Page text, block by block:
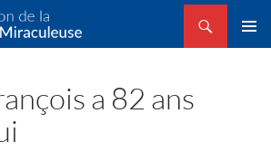
Miraculeuse
a 82 ans